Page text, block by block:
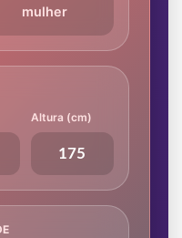
mulher
Altura (cm)